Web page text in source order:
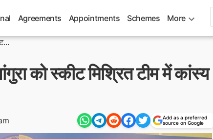
Agreements Appointments Schemes More
को स्कीट मिश्रित टीम में कांस्य
Add as a preferred
source on Google